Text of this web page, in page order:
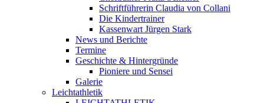
Schriftführerin Claudia von Collani
Die Kindertrainer
Kassenwart Jürgen Stark
News und Berichte
Termine
Geschichte & Hintergründe
Pioniere und Sensei
Galerie
Leichtathletik